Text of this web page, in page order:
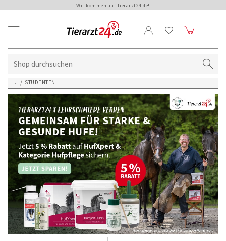
Willkommen auf Tierarzt24.de!
... / STUDENTEN